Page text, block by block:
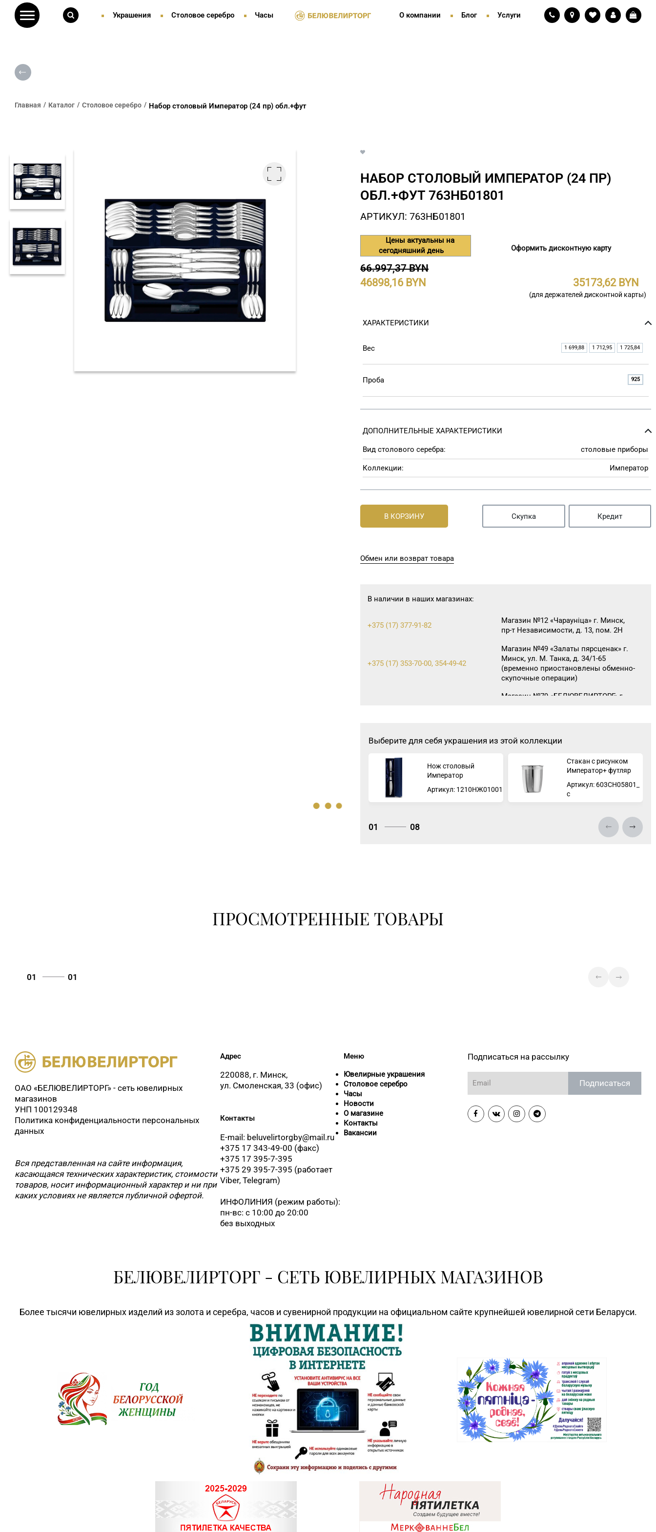
Украшения Столовое серебро Часы О компании Блог Услуги
Главная Каталог Столовое серебро Набор столовый Император (24 пр) обл.+фут
НАБОР СТОЛОВЫЙ ИМПЕРАТОР (24 ПР)
ОБЛ.+ФУТ 763НБ01801
АРТИКУЛ: 763НБ01801
Цены актуальны на
сегодняшний день
Оформить дисконтную карту
66.997,37 BYN
46898,16 35173,62
(для держателей дисконтной карты)
ХАРАКТЕРИСТИКИ
Вес 1 699,88 1 712,95 1 725,84
Проба 925
ДОПОЛНИТЕЛЬНЫЕ ХАРАКТЕРИСТИКИ
Вид столового серебра: столовые приборы
Коллекции: Император
В КОРЗИНУ Скупка Кредит
Обмен или возврат товара
В наличии в наших магазинах:
+375 (17) 377-91-82
Магазин №12 «Чараунiца» г. Минск,
пр-т Независимости, д. 13, пом. 2Н
+375 (17) 353-70-00, 354-49-42
Магазин №49 «Залаты пярсценак» г.
Минск, ул. М. Танка, д. 34/1-65
(временно приостановлены обменно-
скупочные операции)
Магазин №79 «БЕЛЮВЕЛИРТОРГ» г.
Выберите для себя украшения из этой коллекции
Нож столовый
Император
Артикул: 1210НЖ01001
Стакан с рисунком
Император+ футляр
Артикул: 603СН05801_
с
01 08
ПРОСМОТРЕННЫЕ ТОВАРЫ
01 01
ОАО «БЕЛЮВЕЛИРТОРГ» - сеть ювелирных
магазинов
УНП 100129348
Политика конфиденциальности персональных
данных
Вся представленная на сайте информация,
касающаяся технических характеристик, стоимости
товаров, носит информационный характер и ни при
каких условиях не является публичной офертой.
Адрес
220088, г. Минск,
ул. Смоленская, 33 (офис)
Контакты
E-mail: beluvelirtorgby@mail.ru
+375 17 343-49-00 (факс)
+375 17 395-7-395
+375 29 395-7-395 (работает
Viber, Telegram)
ИНФОЛИНИЯ (режим работы):
пн-вс: с 10:00 до 20:00
без выходных
Меню
Ювелирные украшения
Столовое серебро
Часы
Новости
О магазине
Контакты
Вакансии
Подписаться на рассылку
Подписаться
БЕЛЮВЕЛИРТОРГ - СЕТЬ ЮВЕЛИРНЫХ МАГАЗИНОВ
Более тысячи ювелирных изделий из золота и серебра, часов и сувенирной продукции на официальном сайте крупнейшей ювелирной сети Беларуси.